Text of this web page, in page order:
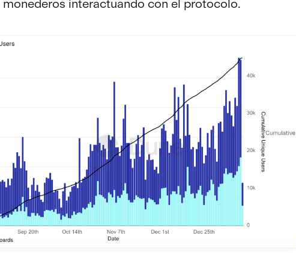
monederos interactuando con el protocolo.